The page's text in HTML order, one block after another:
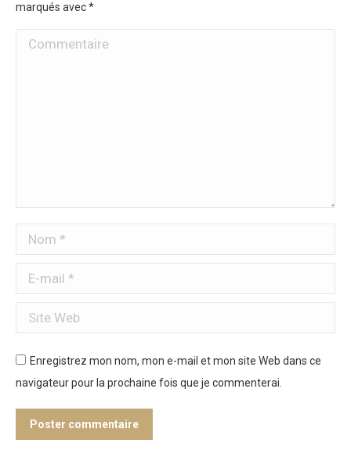
marqués avec*
Commentaire
Nom *
E-mail *
Site Web
Enregistrez mon nom, mon e-mail et mon site Web dans ce
navigateur pour la prochaine fois que je commenterai.
Poster commentaire